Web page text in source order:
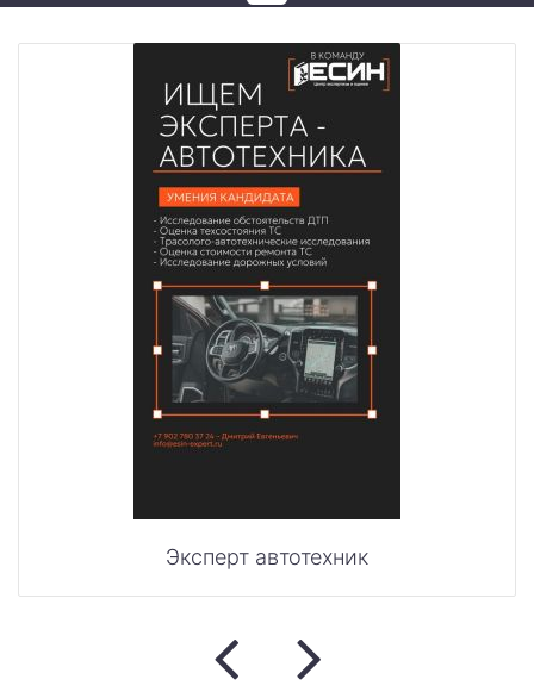
Строительно-техническая экспертиза
Почерковедческая экспертиза
Товароведческая экспертиза
Экономическая экспертиза
Автотехническая экспертиза
Экспертиза электробытовой техники
Экспертиза по технике безопасности
Техническая экспертиза документов
Электротехническая экспертиза
Фоноскопическая экспертиза
Экспертиза видео- и звукозаписей
Лингвистическая экспертиза
Психологическая экспертиза
Компьютерно-техническая экспертиза
Экспертиза игрового оборудования
Экологическая экспертиза
Эксперт автотехник